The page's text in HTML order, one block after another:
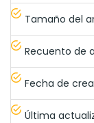
Tamaño del
Recuento de
Fecha de
Última